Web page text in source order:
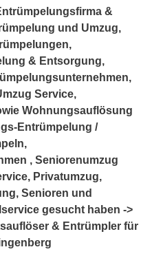
&
und Umzug,
& Entsorgung,
Service,
Wohnungsauflösung
Entrümpelung /
, Seniorenumzug
Privatumzug,
Senioren und
gesucht haben ->
& Entrümpler für